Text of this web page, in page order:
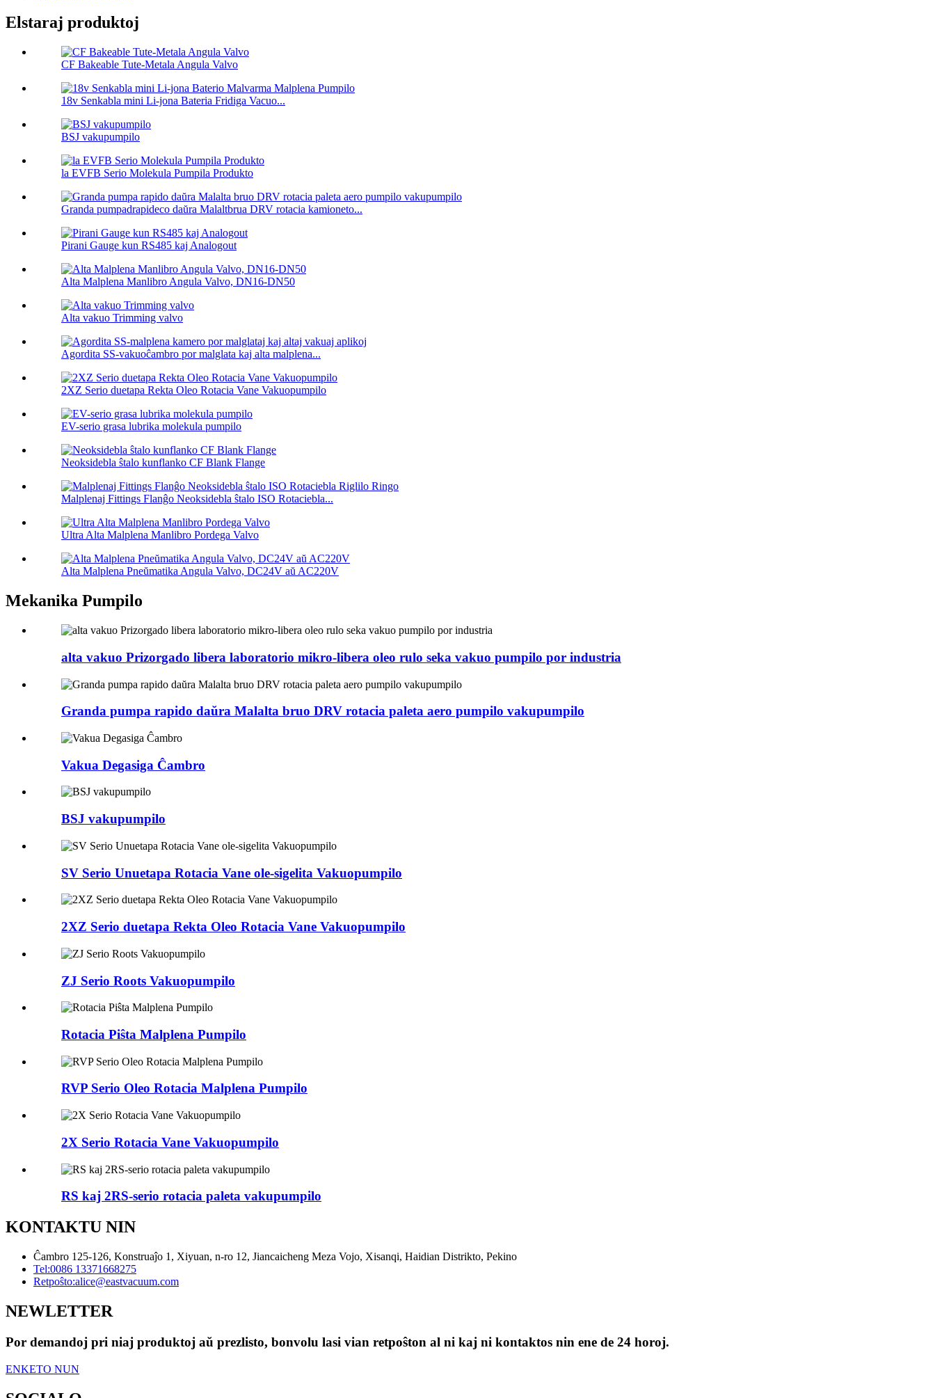
Elstaraj produktoj
CF Bakeable Tute-Metala Angula Valvo
18v Senkabla mini Li-jona Bateria Fridiga Vacuo...
BSJ vakupumpilo
la EVFB Serio Molekula Pumpila Produkto
Granda pumpadrapideco daŭra Malaltbrua DRV rotacia kamioneto...
Pirani Gauge kun RS485 kaj Analogout
Alta Malplena Manlibro Angula Valvo, DN16-DN50
Alta vakuo Trimming valvo
Agordita SS-vakuoĉambro por malglata kaj alta malplena...
2XZ Serio duetapa Rekta Oleo Rotacia Vane Vakuopumpilo
EV-serio grasa lubrika molekula pumpilo
Neoksidebla ŝtalo kunflanko CF Blank Flange
Malplenaj Fittings Flanĝo Neoksidebla ŝtalo ISO Rotaciebla...
Ultra Alta Malplena Manlibro Pordega Valvo
Alta Malplena Pneŭmatika Angula Valvo, DC24V aŭ AC220V
Mekanika Pumpilo
alta vakuo Prizorgado libera laboratorio mikro-libera oleo rulo seka vakuo pumpilo por industria
Granda pumpa rapido daŭra Malalta bruo DRV rotacia paleta aero pumpilo vakupumpilo
Vakua Degasiga Ĉambro
BSJ vakupumpilo
SV Serio Unuetapa Rotacia Vane ole-sigelita Vakuopumpilo
2XZ Serio duetapa Rekta Oleo Rotacia Vane Vakuopumpilo
ZJ Serio Roots Vakuopumpilo
Rotacia Piŝta Malplena Pumpilo
RVP Serio Oleo Rotacia Malplena Pumpilo
2X Serio Rotacia Vane Vakuopumpilo
RS kaj 2RS-serio rotacia paleta vakupumpilo
KONTAKTU NIN
Ĉambro 125-126, Konstruaĵo 1, Xiyuan, n-ro 12, Jiancaicheng Meza Vojo, Xisanqi, Haidian Distrikto, Pekino
Tel:0086 13371668275
Retpoŝto:alice@eastvacuum.com
NEWLETTER
Por demandoj pri niaj produktoj aŭ prezlisto, bonvolu lasi vian retpoŝton al ni kaj ni kontaktos nin ene de 24 horoj.
ENKETO NUN